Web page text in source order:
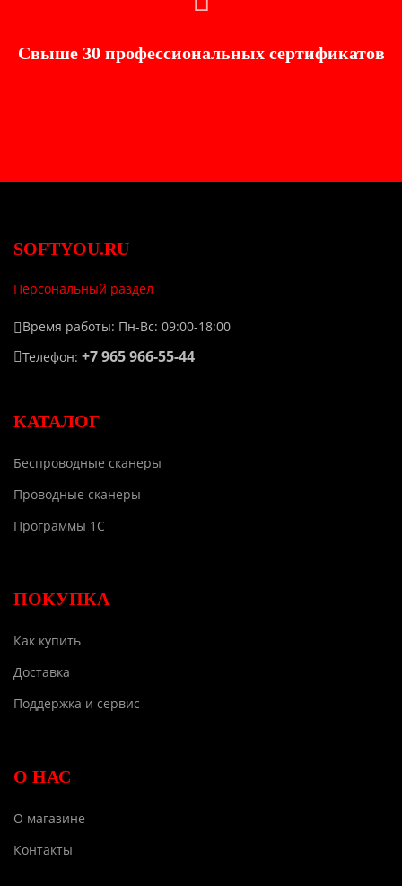
Свыше 30 профессиональных сертификатов
SOFTYOU.RU
Персональный раздел
Время работы: Пн-Вс: 09:00-18:00
Телефон: +7 965 966-55-44
КАТАЛОГ
Беспроводные сканеры
Проводные сканеры
Программы 1С
ПОКУПКА
Как купить
Доставка
Поддержка и сервис
О НАС
О магазине
Контакты